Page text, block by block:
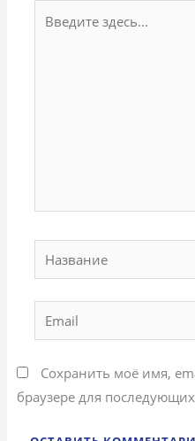
здесь...
Название
Сохранить моё имя,
браузере для